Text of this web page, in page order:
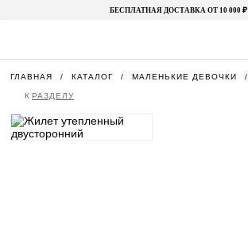
БЕСПЛАТНАЯ ДОСТАВКА ОТ 10 000 ₽
ГЛАВНАЯ КАТАЛОГ МАЛЕНЬКИЕ ДЕВОЧКИ
К РАЗДЕЛУ